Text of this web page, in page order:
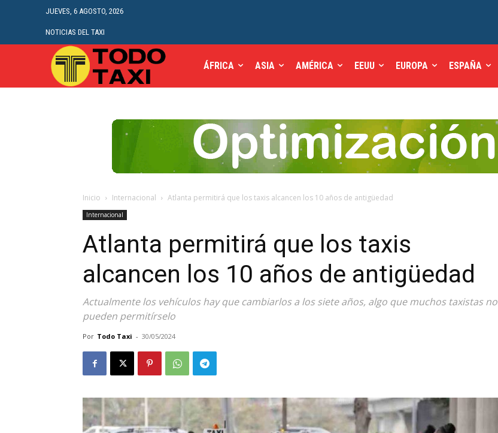
JUEVES, 6 AGOSTO, 2026
NOTICIAS DEL TAXI
ÁFRICA ASIA AMÉRICA EEUU EUROPA ESPAÑA
Inicio Internacional Atlanta permitirá que los taxis alcancen los 10 años de antigüedad
Internacional
Atlanta permitirá que los taxis
alcancen los 10 años de antigüedad
Actualmente los vehículos hay que cambiarlos a los siete años, algo que muchos taxistas no
pueden permitírselo
Por Todo Taxi - 30/05/2024